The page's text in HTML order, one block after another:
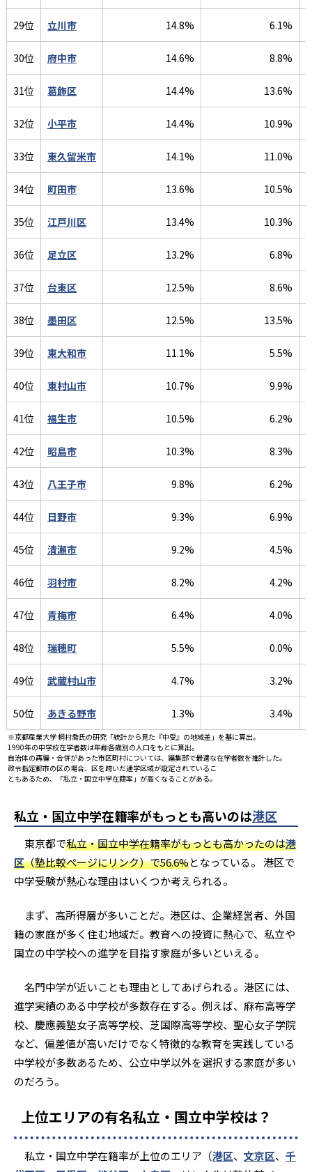
29位 立川市 14.8% 6.1%
30位 府中市 14.6% 8.8%
31位 葛飾区 14.4% 13.6%
32位 小平市 14.4% 10.9%
33位 東久留米市 14.1% 11.0%
34位 町田市 13.6% 10.5%
35位 江戸川区 13.4% 10.3%
36位 足立区 13.2% 6.8%
37位 台東区 12.5% 8.6%
38位 墨田区 12.5% 13.5%
39位 東大和市 11.1% 5.5%
40位 東村山市 10.7% 9.9%
41位 福生市 10.5% 6.2%
42位 昭島市 10.3% 8.3%
43位 八王子市 9.8% 6.2%
44位 日野市 9.3% 6.9%
45位 清瀬市 9.2% 4.5%
46位 羽村市 8.2% 4.2%
47位 青梅市 6.4% 4.0%
48位 瑞穂町 5.5% 0.0%
49位 武蔵村山市 4.7% 3.2%
50位 あきる野市 1.3% 3.4%
※京都産業大学 桐村喬氏の研究「統計から見た『中受』の地域差」を基に算出。
1990年の中学校在学者数は年齢各歳別の人口をもとに算出。
自治体の再編・合併があった市区町村については、編集部で最適な在学者数を推計した。
政令指定都市の区の場合、区を跨いだ通学区域が設定されているこ
ともあるため、「私立・国立中学在籍率」が高くなることがある。
私立・国立中学在籍率がもっとも高いのは港区
東京都で私立・国立中学在籍率がもっとも高かったのは港
区（塾比較ページにリンク）で56.6%となっている。 港区で
中学受験が熱心な理由はいくつか考えられる。
まず、高所得層が多いことだ。港区は、企業経営者、外国
籍の家庭が多く住む地域だ。教育への投資に熱心で、私立や
国立の中学校への進学を目指す家庭が多いといえる。
名門中学が近いことも理由としてあげられる。港区には、
進学実績のある中学校が多数存在する。例えば、麻布高等学
校、慶應義塾女子高等学校、芝国際高等学校、聖心女子学院
など、偏差値が高いだけでなく特徴的な教育を実践している
中学校が多数あるため、公立中学以外を選択する家庭が多い
のだろう。
上位エリアの有名私立・国立中学校は？
私立・国立中学在籍率が上位のエリア（港区、 文京区、 千